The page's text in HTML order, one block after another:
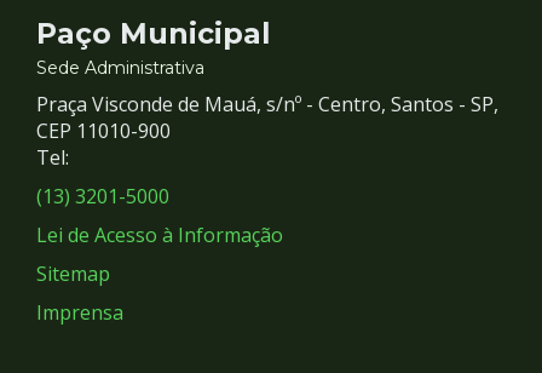
Contato
e
Redes
Sociais
Paço Municipal
Sede Administrativa
Praça Visconde de Mauá, s/nº - Centro, Santos - SP,
CEP 11010-900
Tel:
(13) 3201-5000
Lei de Acesso à Informação
Sitemap
Imprensa